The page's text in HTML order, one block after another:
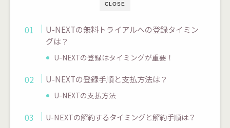
CLOSE
U-NEXTの無料トライアルへの登録タイミン
グは？
U-NEXTの登録はタイミングが重要！
U-NEXTの登録手順と支払方法は？
U-NEXTの支払方法
U-NEXTの解約するタイミングと解約手順は？